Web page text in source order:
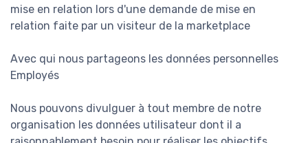
mise en relation lors d'une demande de mise en
relation faite par un visiteur de la marketplace
Avec qui nous partageons les données personnelles
Employés
Nous pouvons divulguer à tout membre de notre
organisation les données utilisateur dont il a